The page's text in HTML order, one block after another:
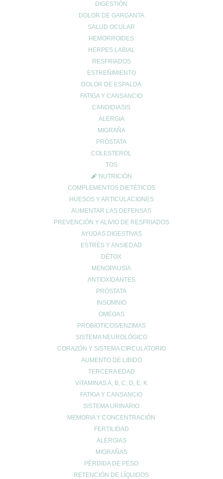
DIGESTIÓN
DOLOR DE GARGANTA
SALUD OCULAR
HEMORROIDES
HERPES LABIAL
RESFRIADOS
ESTREÑIMIENTO
DOLOR DE ESPALDA
FATIGA Y CANSANCIO
CANDIDIASIS
ALERGIA
MIGRAÑA
PRÓSTATA
COLESTEROL
TOS
NUTRICIÓN
COMPLEMENTOS DIETÉTICOS
HUESOS Y ARTICULACIONES
AUMENTAR LAS DEFENSAS
PREVENCIÓN Y ALIVIO DE RESFRIADOS
AYUDAS DIGESTIVAS
ESTRÉS Y ANSIEDAD
DÉTOX
MENOPAUSIA
ANTIOXIDANTES
PRÓSTATA
INSOMNIO
OMEGAS
PROBIOTICOS/ENZIMAS
SISTEMA NEUROLÓGICO
CORAZÓN Y SISTEMA CIRCULATORIO
AUMENTO DE LIBIDO
TERCERA EDAD
VITAMINAS A, B, C, D, E, K
FATIGA Y CANSANCIO
SISTEMA URINARIO
MEMORIA Y CONCENTRACIÓN
FERTILIDAD
ALERGIAS
MIGRAÑAS
PÉRDIDA DE PESO
RETENCIÓN DE LÍQUIDOS
UBICACIÓN
Calle Daoiz 9, Puerto de Sagunto - Valencia
CONTACTO
info@farmaciaromerosagunto.com
HORARIO
Sábados de 9:00h a 13:30h
MI ESPACIO
Cuenta de usuario
Carrito de compra
Finalizar compra
INFO LEGAL